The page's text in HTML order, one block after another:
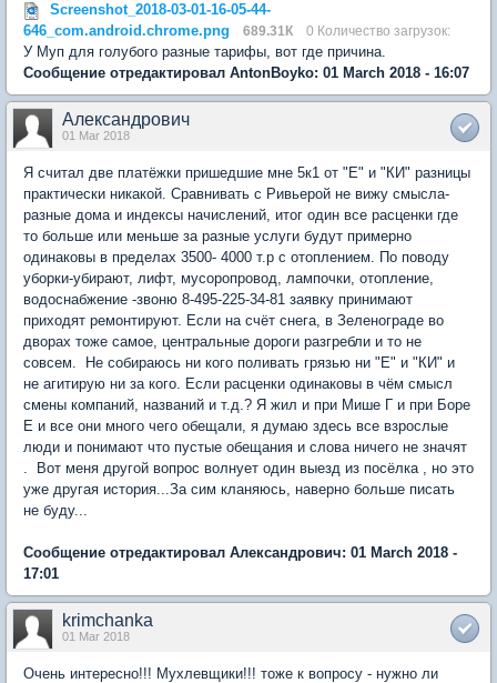
Screenshot_2018-03-01-16-05-44-
646_com.android.chrome.png
689.31К 0 Количество загрузок:
У Муп для голубого разные тарифы, вот где причина.
Сообщение отредактировал AntonBoyko: 01 March 2018 - 16:07
Александрович
01 Mar 2018
Я считал две платёжки пришедшие мне 5к1 от "Е" и "КИ" разницы
практически никакой. Сравнивать с Ривьерой не вижу смысла-
разные дома и индексы начислений, итог один все расценки где
то больше или меньше за разные услуги будут примерно
одинаковы в пределах 3500- 4000 т.р с отоплением. По поводу
уборки-убирают, лифт, мусоропровод, лампочки, отопление,
водоснабжение -звоню 8-495-225-34-81 заявку принимают
приходят ремонтируют. Если на счёт снега, в Зеленограде во
дворах тоже самое, центральные дороги разгребли и то не
совсем. Не собираюсь ни кого поливать грязью ни "Е" и "КИ" и
не агитирую ни за кого. Если расценки одинаковы в чём смысл
смены компаний, названий и т.д.? Я жил и при Мише Г и при Боре
Е и все они много чего обещали, я думаю здесь все взрослые
люди и понимают что пустые обещания и слова ничего не значят
. Вот меня другой вопрос волнует один выезд из посёлка , но это
уже другая история...За сим кланяюсь, наверно больше писать
не буду...
Сообщение отредактировал Александрович: 01 March 2018 -
17:01
krimchanka
01 Mar 2018
Очень интересно!!! Мухлевщики!!! тоже к вопросу - нужно ли